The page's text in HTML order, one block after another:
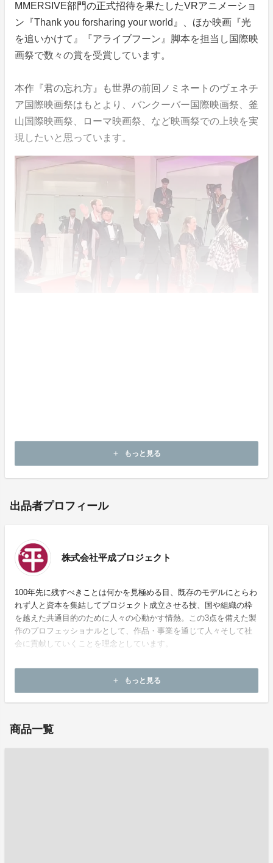
MMERSIVE部門の正式招待を果たしたVRアニメーショ
ン『Thank you forsharing your world』、ほか映画『光
を追いかけて』『アライブフーン』脚本を担当し国際映
画祭で数々の賞を受賞しています。
本作『君の忘れ方』も世界の前回ノミネートのヴェネチ
ア国際映画祭はもとより、バンクーバー国際映画祭、釜
山国際映画祭、ローマ映画祭、など映画祭での上映を実
現したいと思っています。
add もっと見る
出品者プロフィール
株式会社平成プロジェクト
100年先に残すべきことは何かを見極める目、既存のモデルにとらわ
れず人と資本を集結してプロジェクト成立させる技、国や組織の枠
を越えた共通目的のために人々の心動かす情熱。この3点を備えた製
作のプロフェッショナルとして、作品・事業を通じて人々そして社
会に貢献していくことを理念としています。
add もっと見る
商品一覧